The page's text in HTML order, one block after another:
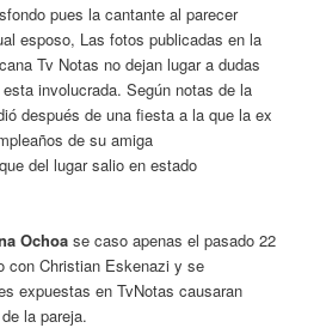
pues la cantante al parecer
esposo, Las fotos publicadas en la
Tv Notas no dejan lugar a dudas
involucrada. Según notas de la
después de una fiesta a la que la ex
de su amiga
del lugar salio en estado
Ochoa se caso apenas el pasado 22
con Christian Eskenazi y se
expuestas en TvNotas causaran
la pareja.